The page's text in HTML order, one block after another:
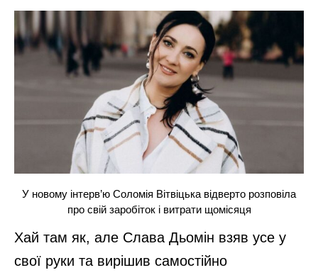
У новому інтерв’ю Соломія Вітвіцька відверто розповіла
про свій заробіток і витрати щомісяця
Хай там як, але Слава Дьомін взяв усе у
свої руки та вирішив самостійно